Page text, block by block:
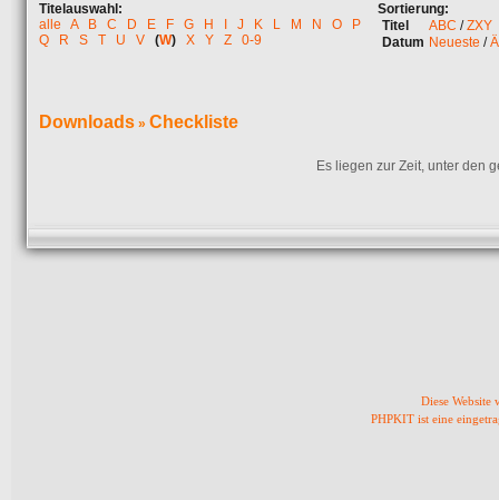
Titelauswahl:
alle
A B C D E F G H J K L M N O
P
Q
R S T U V (W) X Y Z 0-9
Sortierung:
Titel
ABC /ZXY
Datum Neueste /
Downloads » Checkliste
Es liegen zur Zeit, unter den
Diese Website
PHPKIT ist eine